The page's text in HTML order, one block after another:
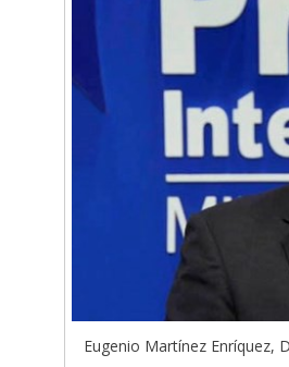
Eugenio Martínez Enríquez,